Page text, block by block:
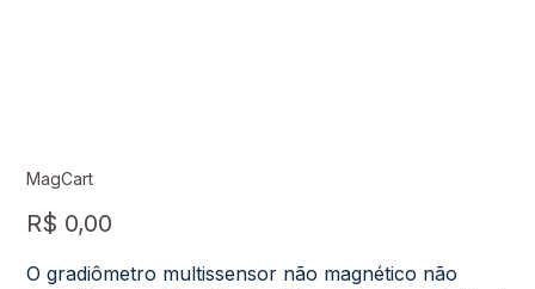
MagCart
Preço
R$ 0,00
O gradiômetro multissensor não magnético não